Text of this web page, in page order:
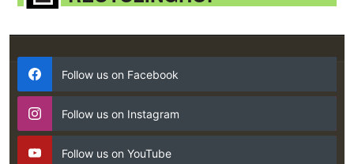
Follow us on Facebook
Follow us on Instagram
Follow us on YouTube